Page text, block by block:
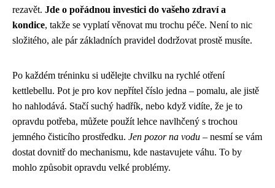
rezavět. Jde o pořádnou investici do vašeho zdraví a
kondice, takže se vyplatí věnovat mu trochu péče. Není to nic
složitého, ale pár základních pravidel dodržovat prostě musíte.
Po každém tréninku si udělejte chvilku na rychlé otření
kettlebellu. Pot je pro kov nepřítel číslo jedna – pomalu, ale jistě
ho nahlodává. Stačí suchý hadřík, nebo když vidíte, že je to
opravdu potřeba, můžete použít lehce navlhčený s trochou
jemného čisticího prostředku. Jen pozor na vodu – nesmí se vám
dostat dovnitř do mechanismu, kde nastavujete váhu. To by
mohlo způsobit opravdu velké problémy.